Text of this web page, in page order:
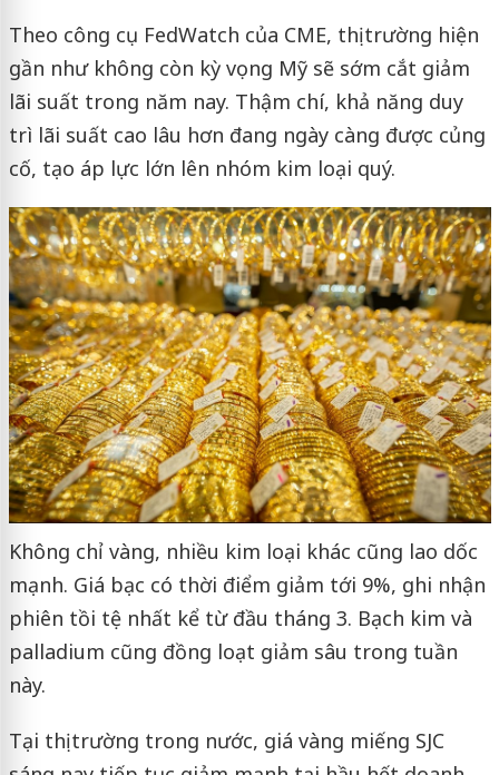
Theo công cụ FedWatch của CME, thị trường hiện
gần như không còn kỳ vọng Mỹ sẽ sớm cắt giảm
lãi suất trong năm nay. Thậm chí, khả năng duy
trì lãi suất cao lâu hơn đang ngày càng được củng
cố, tạo áp lực lớn lên nhóm kim loại quý.
Không chỉ vàng, nhiều kim loại khác cũng lao dốc
mạnh. Giá bạc có thời điểm giảm tới 9%, ghi nhận
phiên tồi tệ nhất kể từ đầu tháng 3. Bạch kim và
palladium cũng đồng loạt giảm sâu trong tuần
này.
Tại thị trường trong nước, giá vàng miếng SJC